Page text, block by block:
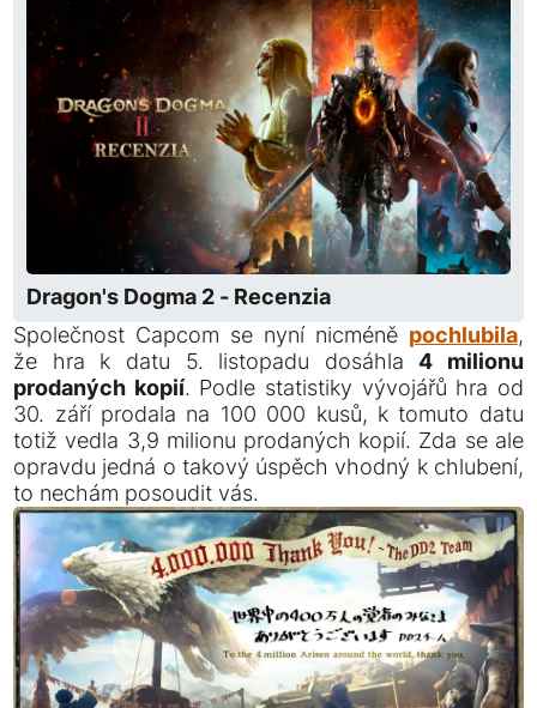
Dragon's Dogma 2 - Recenzia
Společnost Capcom se nyní nicméně pochlubila,
že hra k datu 5. listopadu dosáhla4 milionu
prodaných kopií. Podle statistiky vývojářů hra od
30. září prodala na 100 000 kusů, k tomuto datu
totiž vedla 3,9 milionu prodaných kopií. Zda se ale
opravdu jedná o takový úspěch vhodný k chlubení,
to nechám posoudit vás.